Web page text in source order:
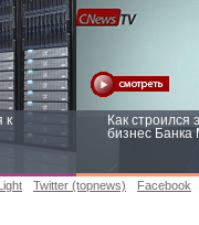
к
Как строился
бизнес Банка
Twitter (topnews) Facebook